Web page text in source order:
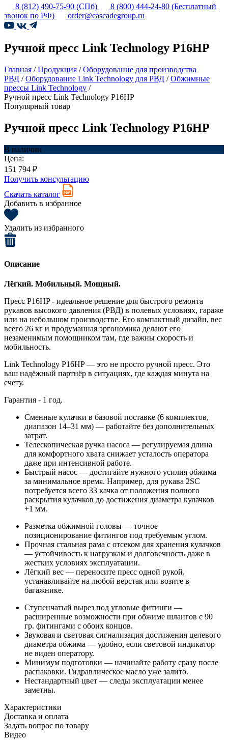
8 (812) 490-75-90 (СПб) 8 (800) 444-24-80 (Бесплатный
звонок по РФ)
order@cascadegroup.ru
Ручной пресс Link Technology P16HP
Главная /Продукция /Оборудование для производства
РВД /Оборудование Link Technology для РВД /Обжимные
прессы Link Technology /
Ручной пресс Link Technology P16HP
Популярный товар
Ручной пресс Link Technology P16HP
В наличии
Цена:
151 794 ₽
Получить консультацию
Скачать каталог
Добавить в избранное
Удалить из избранного
Описание
Лёгкий. Мобильный. Мощный.
Пресс P16HP - идеальное решение для быстрого ремонта
рукавов высокого давления (РВД) в полевых условиях, гараже
или на небольшом производстве. Его компактный дизайн, вес
всего 26 кг и продуманная эргономика делают его
незаменимым помощником там, где важны скорость и
мобильность.
Link Technology P16HP — это не просто ручной пресс. Это
ваш надёжный партнёр в ситуациях, где каждая минута на
счету.
Гарантия - 1 год.
Сменные кулачки в базовой поставке (6 комплектов,
диапазон 14–31 мм) — работайте без дополнительных
затрат.
Телескопическая ручка насоса — регулируемая длина
для комфортного хвата снижает усталость оператора
даже при интенсивной работе.
Быстрый насос — достигайте нужного усилия обжима
за минимальное время. Например, для рукава 2SC
потребуется всего 33 качка от положения полного
раскрытия кулачков до достижения диаметра кулачков
+1 мм.
Разметка обжимной головы — точное
позиционирование фитингов под требуемым углом.
Прочная стальная рама с отсеком для хранения кулачков
— устойчивость к нагрузкам и долговечность даже в
жестких условиях эксплуатации.
Лёгкий вес — переносите пресс одной рукой,
устанавливайте на любой верстак или возите в
багажнике.
Ступенчатый вырез под угловые фитинги —
расширенные возможности при обжиме шлангов с 90
гр. фитингами с обоих концов.
Звуковая и световая сигнализация достижения целевого
диаметра обжима — удобно, если световой индикатор
не виден оператору.
Минимум подготовки — начинайте работу сразу после
распаковки. Гидравлическое масло уже залито.
Нестандартный цвет — следы эксплуатации менее
заметны.
Характеристики
Доставка и оплата
Задать вопрос по товару
Видео